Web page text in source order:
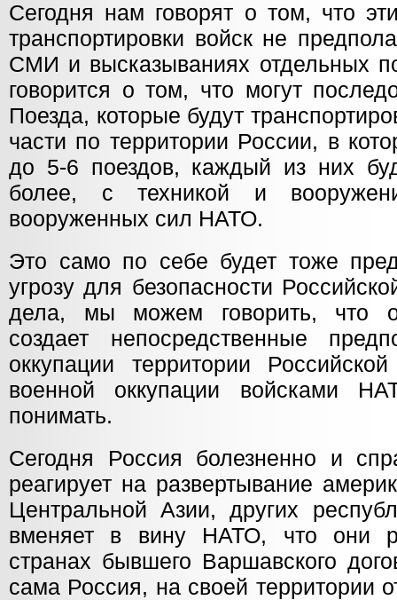
Сегодня нам говорят о том, что
транспортировки войск не
СМИ и высказываниях отдельных
говорится о том, что могут
Поезда, которые будут
части по территории России, в
до 5-6 поездов, каждый из них
более, с техникой и
вооруженных сил НАТО.
Это само по себе будет тоже
угрозу для безопасности
дела, мы можем говорить, что
создает непосредственные
оккупации территории
военной оккупации войсками
понимать.
Сегодня Россия болезненно и
реагирует на развертывание
Центральной Азии, других
вменяет в вину НАТО, что они
странах бывшего Варшавского
сама Россия, на своей территории